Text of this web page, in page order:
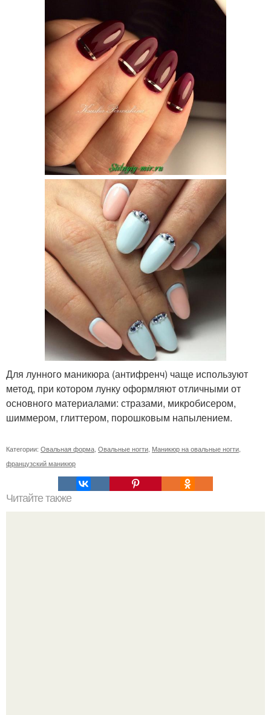
Для лунного маникюра (антифренч) чаще используют
метод, при котором лунку оформляют отличными от
основного материалами: стразами, микробисером,
шиммером, глиттером, порошковым напылением.
Категории: Овальная форма Овальные ногти Маникюр на овальные ногти
французский маникюр
Читайте также